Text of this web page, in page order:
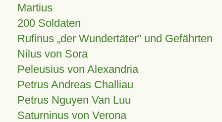
Martius
200 Soldaten
Rufinus „der Wundertäter” und Gefährten
Nilus von Sora
Peleusius von Alexandria
Petrus Andreas Challiau
Petrus Nguyen Van Luu
Saturninus von Verona